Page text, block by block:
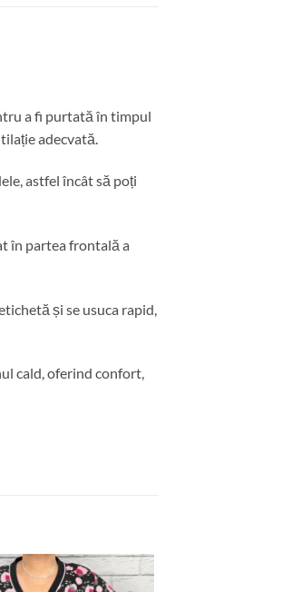
a fi purtată în timpul
adecvată.
astfel încât să poți
în partea frontală a
și se usuca rapid,
cald, oferind confort,